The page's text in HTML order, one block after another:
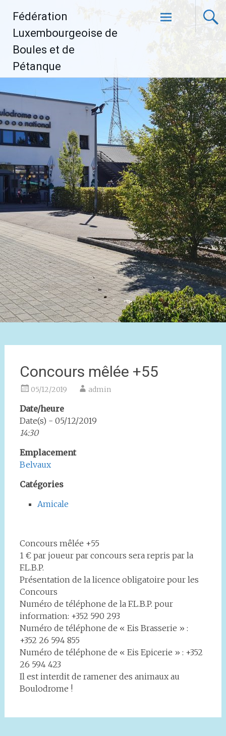
contenu
Fédération
Luxembourgeoise de
Boules et de
Pétanque
Concours mêlée +55
05/12/2019 admin
Date/heure
Date(s) - 05/12/2019
14:30
Emplacement
Belvaux
Catégories
Amicale
Concours mêlée +55
1 € par joueur par concours sera repris par la
F.L.B.P.
Présentation de la licence obligatoire pour les
Concours
Numéro de téléphone de la F.L.B.P. pour
information: +352 590 293
Numéro de téléphone de « Eis Brasserie » :
+352 26 594 855
Numéro de téléphone de « Eis Epicerie » : +352
26 594 423
Il est interdit de ramener des animaux au
Boulodrome !